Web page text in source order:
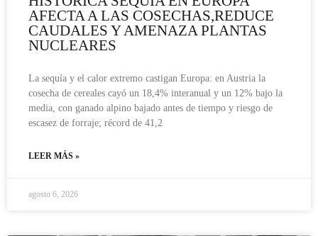
AFECTA A LAS COSECHAS,REDUCE
CAUDALES Y AMENAZA PLANTAS
NUCLEARES
La sequía y el calor extremo castigan Europa: en Austria la
cosecha de cereales cayó un 18,4% interanual y un 12% bajo la
media, con ganado alpino bajado antes de tiempo y riesgo de
escasez de forraje; récord de 41,2
LEER MÁS »
agosto 6, 2026